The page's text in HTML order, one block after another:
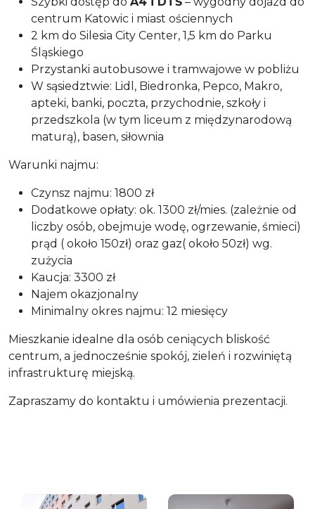
centrum Katowic i miast ościennych
2 km do Silesia City Center, 1,5 km do Parku
Śląskiego
Przystanki autobusowe i tramwajowe w pobliżu
W sąsiedztwie: Lidl, Biedronka, Pepco, Makro,
apteki, banki, poczta, przychodnie, szkoły i
przedszkola (w tym liceum z międzynarodową
maturą), basen, siłownia
Warunki najmu:
Czynsz najmu: 1800 zł
Dodatkowe opłaty: ok. 1300 zł/mies. (zależnie od
liczby osób, obejmuje wodę, ogrzewanie, śmieci)
prąd ( około 150zł) oraz gaz( około 50zł) wg.
zużycia
Kaucja: 3300 zł
Najem okazjonalny
Minimalny okres najmu: 12 miesięcy
Mieszkanie idealne dla osób ceniących bliskość
centrum, a jednocześnie spokój, zieleń i rozwiniętą
infrastrukturę miejską.
Zapraszamy do kontaktu i umówienia prezentacji.